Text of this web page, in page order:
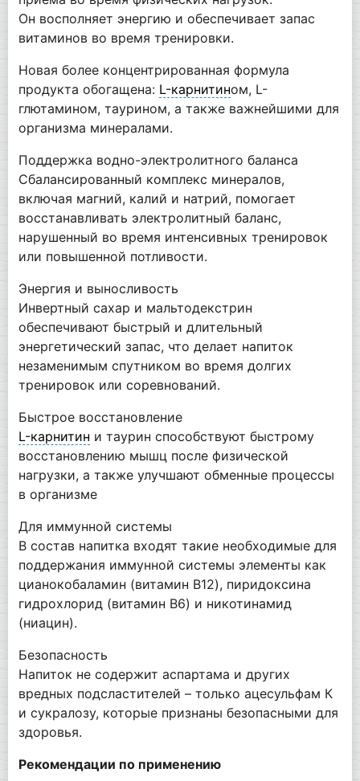
Он восполняет энергию и обеспечивает запас
витаминов во время тренировки.
Новая более концентрированная формула
продукта обогащена: L-карнитином, L-
глютамином, таурином, а также важнейшими для
организма минералами.
Поддержка водно-электролитного баланса
Сбалансированный комплекс минералов,
включая магний, калий и натрий, помогает
восстанавливать электролитный баланс,
нарушенный во время интенсивных тренировок
или повышенной потливости.
Энергия и выносливость
Инвертный сахар и мальтодекстрин
обеспечивают быстрый и длительный
энергетический запас, что делает напиток
незаменимым спутником во время долгих
тренировок или соревнований.
Быстрое восстановление
L-карнитин и таурин способствуют быстрому
восстановлению мышц после физической
нагрузки, а также улучшают обменные процессы
в организме
Для иммунной системы
В состав напитка входят такие необходимые для
поддержания иммунной системы элементы как
цианокобаламин (витамин B12), пиридоксина
гидрохлорид (витамин B6) и никотинамид
(ниацин).
Безопасность
Напиток не содержит аспартама и других
вредных подсластителей – только ацесульфам К
и сукралозу, которые признаны безопасными для
здоровья.
Рекомендации по применению